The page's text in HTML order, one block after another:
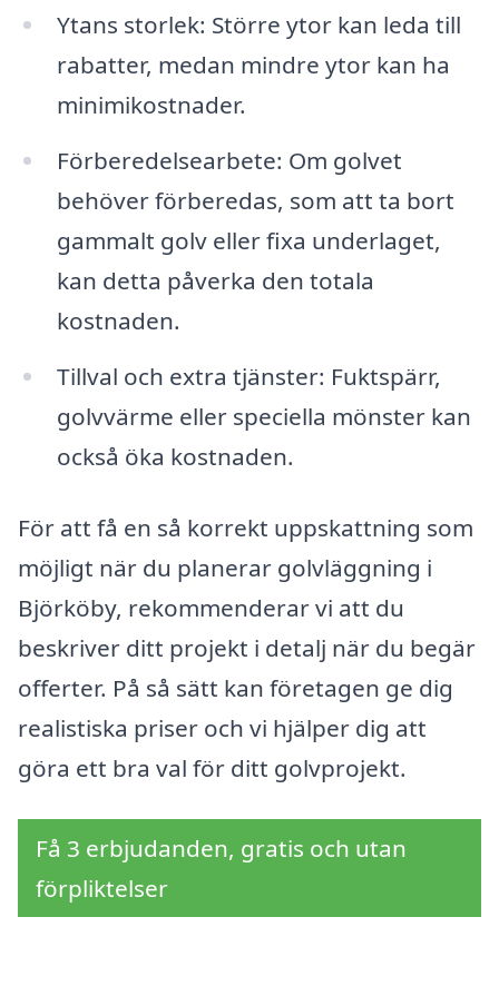
Ytans storlek: Större ytor kan leda till
rabatter, medan mindre ytor kan ha
minimikostnader.
Förberedelsearbete: Om golvet
behöver förberedas, som att ta bort
gammalt golv eller fixa underlaget,
kan detta påverka den totala
kostnaden.
Tillval och extra tjänster: Fuktspärr,
golvvärme eller speciella mönster kan
också öka kostnaden.
För att få en så korrekt uppskattning som
möjligt när du planerar golvläggning i
Björköby, rekommenderar vi att du
beskriver ditt projekt i detalj när du begär
offerter. På så sätt kan företagen ge dig
realistiska priser och vi hjälper dig att
göra ett bra val för ditt golvprojekt.
Få 3 erbjudanden, gratis och utan
förpliktelser